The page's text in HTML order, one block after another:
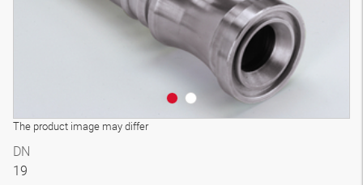
The product image may differ
DN
19